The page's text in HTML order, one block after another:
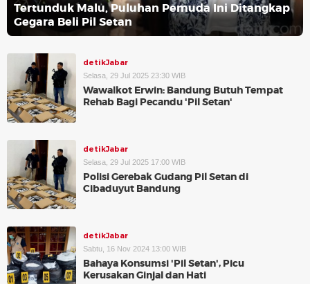
Tertunduk Malu, Puluhan Pemuda Ini Ditangkap
Gegara Beli Pil Setan
detikJabar
Selasa, 29 Jul 2025 23:30 WIB
Wawalkot Erwin: Bandung Butuh Tempat
Rehab Bagi Pecandu 'Pil Setan'
detikJabar
Selasa, 29 Jul 2025 17:00 WIB
Polisi Gerebak Gudang Pil Setan di
Cibaduyut Bandung
detikJabar
Sabtu, 16 Nov 2024 13:00 WIB
Bahaya Konsumsi 'Pil Setan', Picu
Kerusakan Ginjal dan Hati